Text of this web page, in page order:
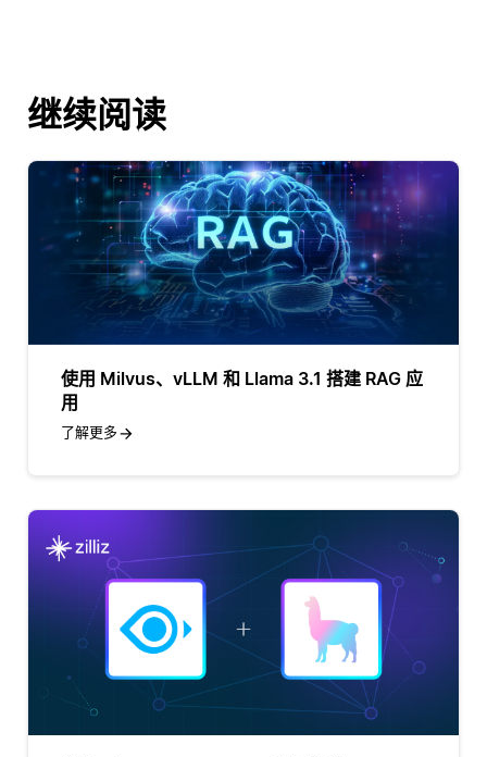
继续阅读
使用 Milvus、vLLM 和 Llama 3.1 搭建 RAG 应
用
了解更多